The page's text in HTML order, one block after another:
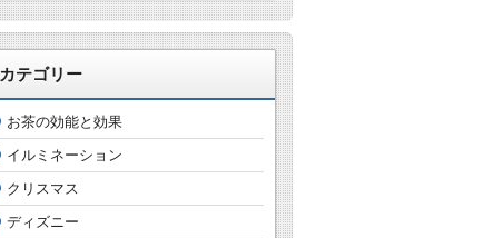
カテゴリー
お茶の効能と効果
イルミネーション
クリスマス
ディズニー